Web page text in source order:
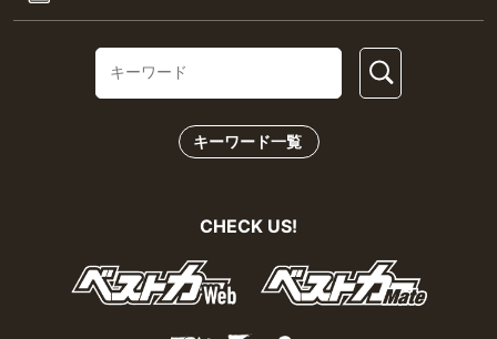
キーワード一覧
CHECK US!